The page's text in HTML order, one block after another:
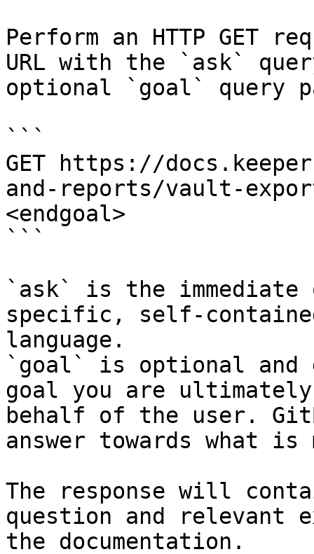
Perform an HTTP GET
URL with the `ask`
optional `goal` query
```
GET https://
and-reports/vault-
<endgoal>
```
`ask` is the
specific, self-
language.
`goal` is optional and
goal you are
behalf of the user.
answer towards what
The response will
question and relevant
the documentation.